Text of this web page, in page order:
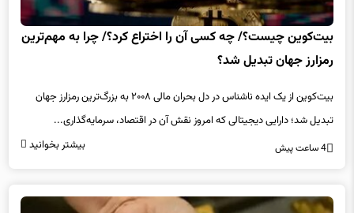
بیت‌کوین چیست؟/ چه کسی آن را اختراع کرد؟/ چرا به مهم‌ترین
رمزارز جهان تبدیل شد؟
تبدیل شد؛ دارایی دیجیتالی که امروز نقش آن در اقتصاد، سرمایه‌گذاری...
4 ساعت پیش بیشتر بخوانید